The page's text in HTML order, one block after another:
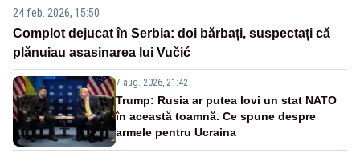
24 feb. 2026, 15:50
Complot dejucat în Serbia: doi bărbați, suspectați că
plănuiau asasinarea lui Vučić
7 aug. 2026, 21:42
Trump: Rusia ar putea lovi un stat NATO
în această toamnă. Ce spune despre
armele pentru Ucraina